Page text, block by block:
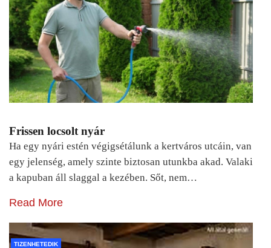
Frissen locsolt nyár
Ha egy nyári estén végigsétálunk a kertváros utcáin, van
egy jelenség, amely szinte biztosan utunkba akad. Valaki
a kapuban áll slaggal a kezében. Sőt, nem…
Read More
TIZENHETEDIK